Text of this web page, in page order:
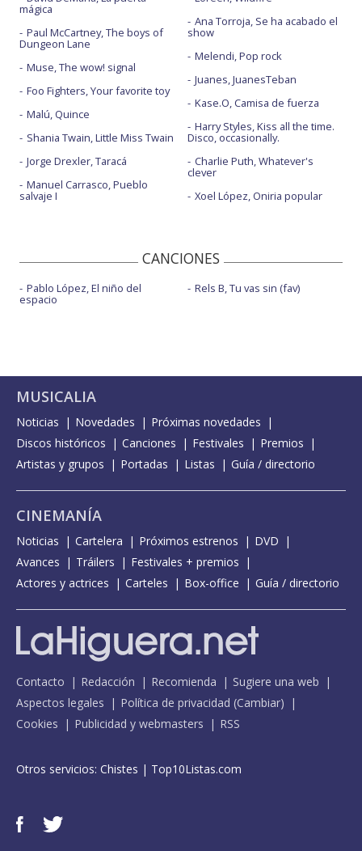
mágica
Paul McCartney, The boys of
Dungeon Lane
Muse, The wow! signal
Foo Fighters, Your favorite toy
Malú, Quince
Shania Twain, Little Miss Twain
Jorge Drexler, Taracá
Manuel Carrasco, Pueblo
salvaje I
Ana Torroja, Se ha acabado el
show
Melendi, Pop rock
Juanes, JuanesTeban
Kase.O, Camisa de fuerza
Harry Styles, Kiss all the time.
Disco, occasionally.
Charlie Puth, Whatever's
clever
Xoel López, Oniria popular
CANCIONES
Pablo López, El niño del
espacio
Rels B, Tu vas sin (fav)
MUSICALIA
Noticias Novedades
Próximas novedades
Discos históricos
Canciones Festivales
Premios
Artistas y grupos
Portadas Listas Guía / directorio
CINEMANÍA
Noticias Cartelera Próximos estrenos
DVD
Avances
Tráilers
Festivales + premios
Actores y actrices
Carteles Box-office Guía / directorio
Contacto Redacción Recomienda
Sugiere una web
Aspectos legales
Política de privacidad (Cambiar)
Cookies
Publicidad y webmasters RSS
Otros servicios: Chistes | Top10Listas.com